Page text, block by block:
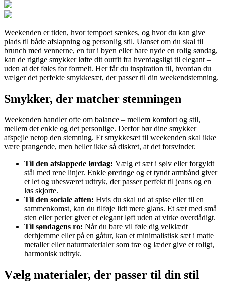
Weekenden er tiden, hvor tempoet sænkes, og hvor du kan give
plads til både afslapning og personlig stil. Uanset om du skal til
brunch med vennerne, en tur i byen eller bare nyde en rolig søndag,
kan de rigtige smykker løfte dit outfit fra hverdagsligt til elegant –
uden at det føles for formelt. Her får du inspiration til, hvordan du
vælger det perfekte smykkesæt, der passer til din weekendstemning.
Smykker, der matcher stemningen
Weekenden handler ofte om balance – mellem komfort og stil,
mellem det enkle og det personlige. Derfor bør dine smykker
afspejle netop den stemning. Et smykkesæt til weekenden skal ikke
være prangende, men heller ikke så diskret, at det forsvinder.
Til den afslappede lørdag: Vælg et sæt i sølv eller forgyldt
stål med rene linjer. Enkle øreringe og et tyndt armbånd giver
et let og ubesværet udtryk, der passer perfekt til jeans og en
løs skjorte.
Til den sociale aften: Hvis du skal ud at spise eller til en
sammenkomst, kan du tilføje lidt mere glans. Et sæt med små
sten eller perler giver et elegant løft uden at virke overdådigt.
Til søndagens ro: Når du bare vil føle dig velklædt
derhjemme eller på en gåtur, kan et minimalistisk sæt i matte
metaller eller naturmaterialer som træ og læder give et roligt,
harmonisk udtryk.
Vælg materialer, der passer til din stil